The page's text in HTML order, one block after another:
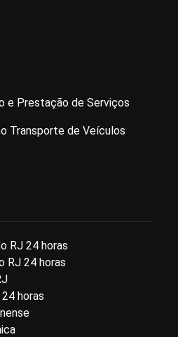
e Prestação de Serviços
Transporte de Veículos
RJ 24 horas
RJ 24 horas
horas